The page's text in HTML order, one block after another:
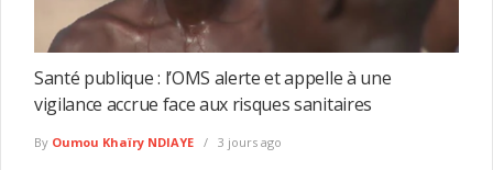
Santé publique : l’OMS alerte et appelle à une
vigilance accrue face aux risques sanitaires
By Oumou Khaïry NDIAYE 3 jours ago